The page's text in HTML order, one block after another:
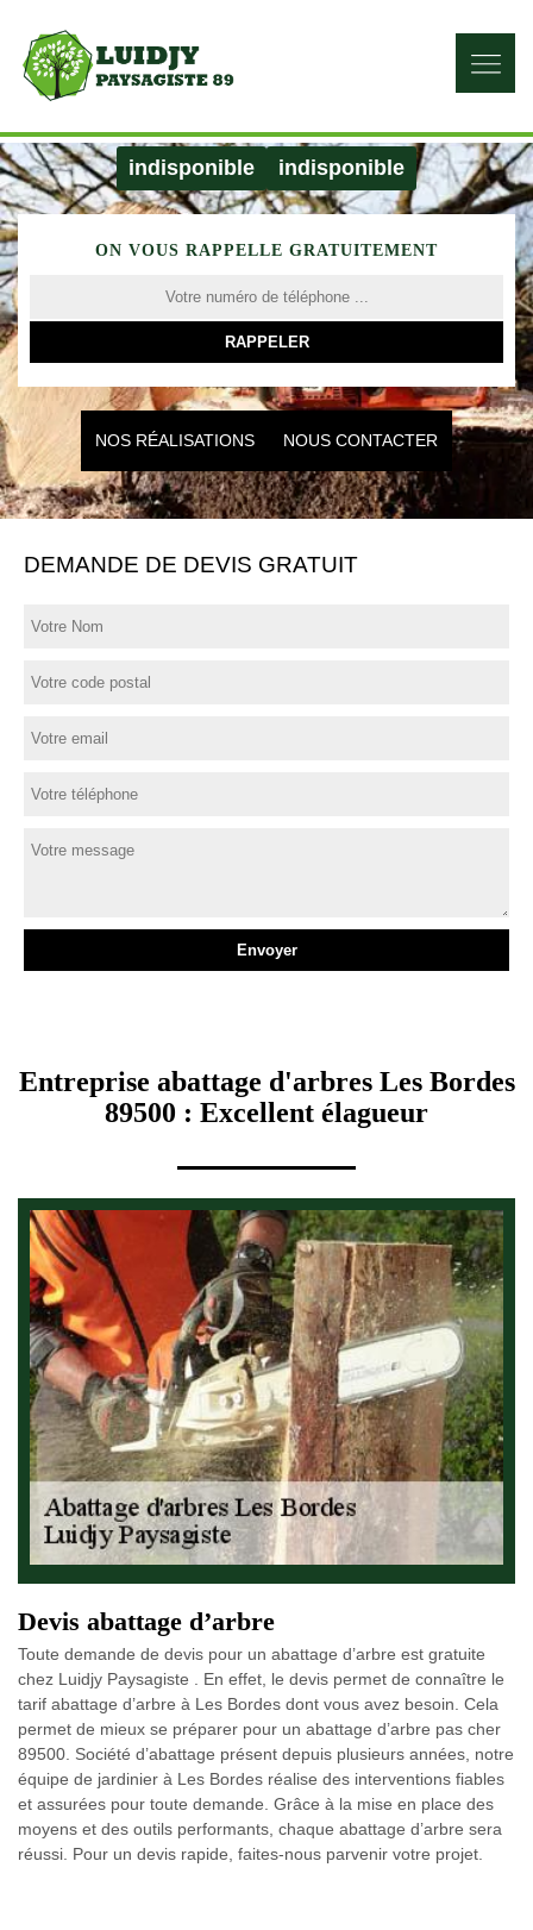
indisponible indisponible
ON VOUS RAPPELLE GRATUITEMENT
NOS RÉALISATIONS NOUS CONTACTER
DEMANDE DE DEVIS GRATUIT
Entreprise abattage d'arbres Les Bordes
89500 : Excellent élagueur
Devis abattage d’arbre
Toute demande de devis pour un abattage d’arbre est gratuite
chez Luidjy Paysagiste . En effet, le devis permet de connaître le
tarif abattage d’arbre à Les Bordes dont vous avez besoin. Cela
permet de mieux se préparer pour un abattage d’arbre pas cher
89500. Société d’abattage présent depuis plusieurs années, notre
équipe de jardinier à Les Bordes réalise des interventions fiables
et assurées pour toute demande. Grâce à la mise en place des
moyens et des outils performants, chaque abattage d’arbre sera
réussi. Pour un devis rapide, faites-nous parvenir votre projet.